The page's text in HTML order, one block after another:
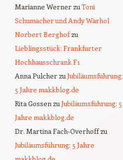
Marianne Werner zuToni
Schumacher und Andy Warhol
Norbert Berghofzu
Lieblingsstück: Frankfurter
Hochhausschrank F1
Anna Pulcher zuJubiläumsführung:
5 Jahre makkblog.de
Rita Gossen zuJubiläumsführung: 5
Jahre makkblog.de
Dr. Martina Fach-Overhoffzu
Jubiläumsführung: 5 Jahre